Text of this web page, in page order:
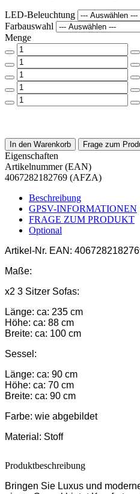
LED-Beleuchtung
Farbauswahl
Menge
In den Warenkorb Frage zum
Eigenschaften
Artikelnummer (EAN)
4067282182769 (AFZA)
Beschreibung
GPSV-INFORMATIONEN
FRAGE ZUM PRODUKT
Optional
Artikel-Nr. EAN:
Maße:
x2 3 Sitzer Sofas:
Länge: ca: 235 cm
Höhe: ca: 88 cm
Breite: ca: 100 cm
Sessel:
Länge: ca: 90 cm
Höhe: ca: 70 cm
Breite: ca: 90 cm
Farbe: wie abgebildet
Material: Stoff
Produktbeschreibung
Bringen Sie Luxus und